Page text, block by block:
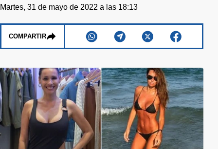
Martes, 31 de mayo de 2022 a las 18:13
COMPARTIR